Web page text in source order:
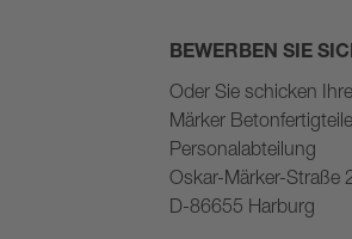
BEWERBEN SIE
Oder Sie schicken
Märker
Personalabteilung
Oskar-Märker-Straße
D-86655 Harburg